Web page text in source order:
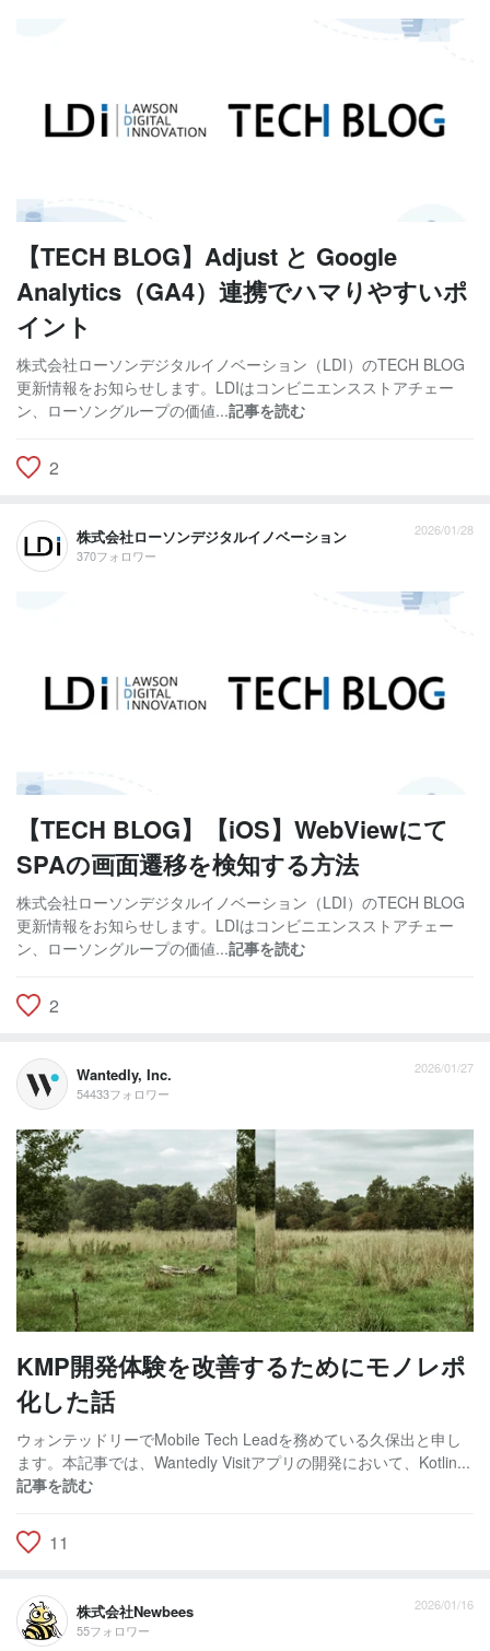
【TECH BLOG】Adjust と Google
Analytics（GA4）連携でハマりやすいポ
イント
株式会社ローソンデジタルイノベーション（LDI）のTECH BLOG
更新情報をお知らせします。LDIはコンビニエンスストアチェー
ン、ローソングループの価値...記事を読む
2
株式会社ローソンデジタルイノベーション
370フォロワー
2026/01/28
【TECH BLOG】【iOS】WebViewにて
SPAの画面遷移を検知する方法
株式会社ローソンデジタルイノベーション（LDI）のTECH BLOG
更新情報をお知らせします。LDIはコンビニエンスストアチェー
ン、ローソングループの価値...記事を読む
2
Wantedly, Inc.
54433フォロワー
2026/01/27
KMP開発体験を改善するためにモノレポ
化した話
ウォンテッドリーでMobile Tech Leadを務めている久保出と申し
ます。本記事では、Wantedly Visitアプリの開発において、Kotlin...
記事を読む
11
株式会社Newbees
55フォロワー
2026/01/16